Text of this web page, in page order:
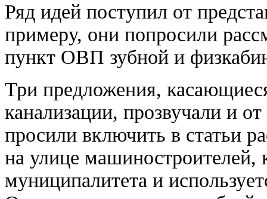
Ряд идей поступил от
примеру, они попросили
пункт ОВП зубной и
Три предложения,
канализации, прозвучали и
просили включить в статьи
на улице машиностроителей,
муниципалитета и